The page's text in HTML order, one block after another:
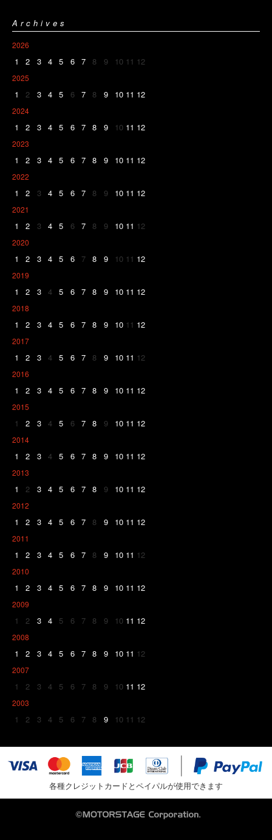
Archives
2026
1 2 3 4 5 6 7 8 9 10 11 12
2025
1 2 3 4 5 6 7 8 9 10 11 12
2024
1 2 3 4 5 6 7 8 9 10 11 12
2023
1 2 3 4 5 6 7 8 9 10 11 12
2022
1 2 3 4 5 6 7 8 9 10 11 12
2021
1 2 3 4 5 6 7 8 9 10 11 12
2020
1 2 3 4 5 6 7 8 9 10 11 12
2019
1 2 3 4 5 6 7 8 9 10 11 12
2018
1 2 3 4 5 6 7 8 9 10 11 12
2017
1 2 3 4 5 6 7 8 9 10 11 12
2016
1 2 3 4 5 6 7 8 9 10 11 12
2015
1 2 3 4 5 6 7 8 9 10 11 12
2014
1 2 3 4 5 6 7 8 9 10 11 12
2013
1 2 3 4 5 6 7 8 9 10 11 12
2012
1 2 3 4 5 6 7 8 9 10 11 12
2011
1 2 3 4 5 6 7 8 9 10 11 12
2010
1 2 3 4 5 6 7 8 9 10 11 12
2009
1 2 3 4 5 6 7 8 9 10 11 12
2008
1 2 3 4 5 6 7 8 9 10 11 12
2007
1 2 3 4 5 6 7 8 9 10 11 12
2003
1 2 3 4 5 6 7 8 9 10 11 12
各種クレジットカードとペイパルが使用できます